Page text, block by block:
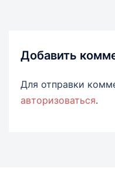
Добавить
Для отправки
авторизоваться.